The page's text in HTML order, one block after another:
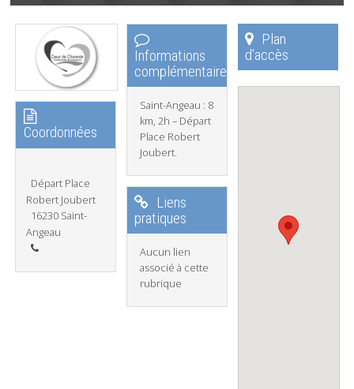
Coordonnées
Départ Place
Robert Joubert
16230 Saint-
Angeau
Informations
complémentaires
Saint-Angeau : 8
km, 2h – Départ
Place Robert
Joubert.
Liens
pratiques
Aucun lien
associé à cette
rubrique
Plan
d'accès